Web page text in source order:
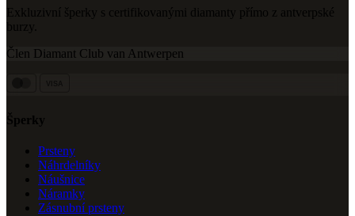
Exkluzivní šperky s certifikovanými diamanty přímo z antverpské
burzy.
Člen Diamant Club van Antwerpen
Šperky
Prsteny
Náhrdelníky
Náušnice
Náramky
Zásnubní prsteny